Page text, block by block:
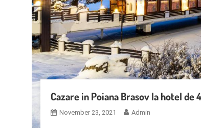
Cazare in Poiana Brasov la hotel
November 23, 2021 Admin